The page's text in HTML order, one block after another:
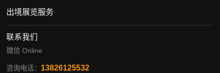
出境展览服务
联系我们
微信 Online
咨询电话： 13826125532